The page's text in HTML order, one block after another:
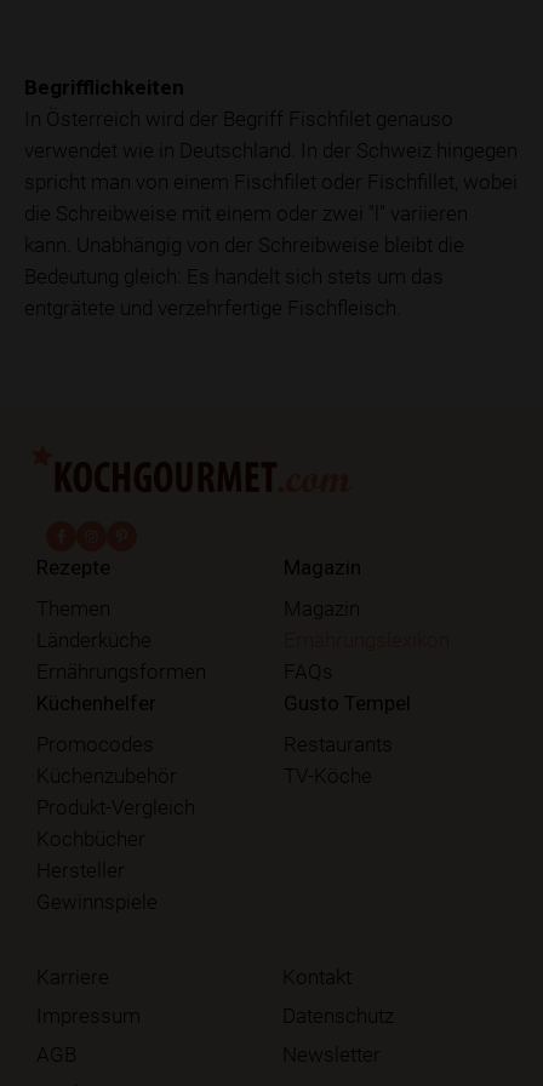
Begrifflichkeiten
In Österreich wird der Begriff Fischfilet genauso
verwendet wie in Deutschland. In der Schweiz hingegen
spricht man von einem Fischfilet oder Fischfillet, wobei
die Schreibweise mit einem oder zwei "l" variieren
kann. Unabhängig von der Schreibweise bleibt die
Bedeutung gleich: Es handelt sich stets um das
entgrätete und verzehrfertige Fischfleisch.
Rezepte
Themen
Länderküche
Ernährungsformen
Magazin
Magazin
FAQs
Küchenhelfer
Promocodes
Küchenzubehör
Produkt-Vergleich
Kochbücher
Hersteller
Gewinnspiele
Gusto Tempel
Restaurants
TV-Köche
Karriere
Kontakt
Impressum
Datenschutz
AGB
Newsletter